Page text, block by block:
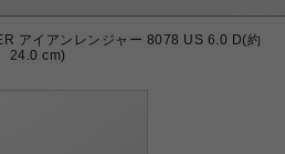
アイアンレンジャー 8078 US 6.0 D(約
24.0 cm)